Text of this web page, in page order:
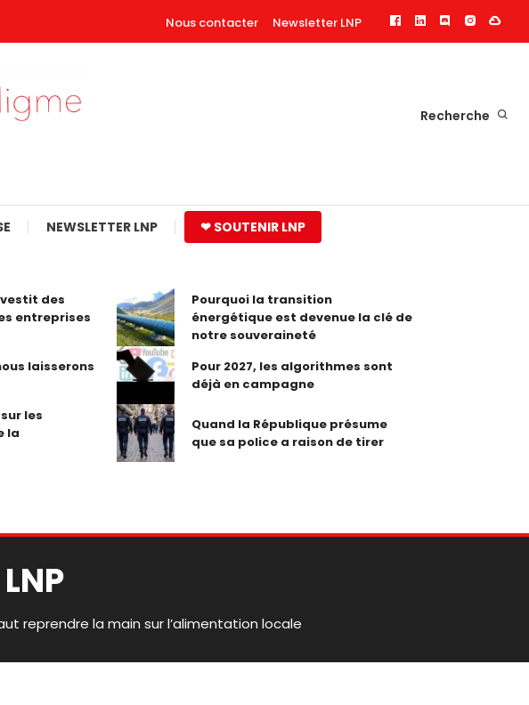
Nous contacter Newsletter LNP
Recherche
NEWSLETTER LNP ❤ SOUTENIR LNP
des
entreprises
Pourquoi la transition
énergétique est devenue la clé de
notre souveraineté
laisserons
Pour 2027, les algorithmes sont
déjà en campagne
les
la
Quand la République présume
que sa police a raison de tirer
reprendre la main sur l’alimentation locale